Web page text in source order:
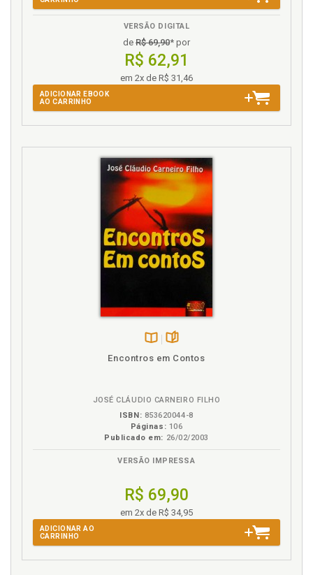
VERSÃO DIGITAL
de R$ 69,90* por
R$ 62,91
em 2x de R$ 31,46
ADICIONAR EBOOK
AO CARRINHO
Encontros em Contos
JOSÉ CLÁUDIO CARNEIRO FILHO
ISBN: 853620044-8
Páginas: 106
Publicado em: 26/02/2003
VERSÃO IMPRESSA
R$ 69,90
em 2x de R$ 34,95
ADICIONAR AO
CARRINHO